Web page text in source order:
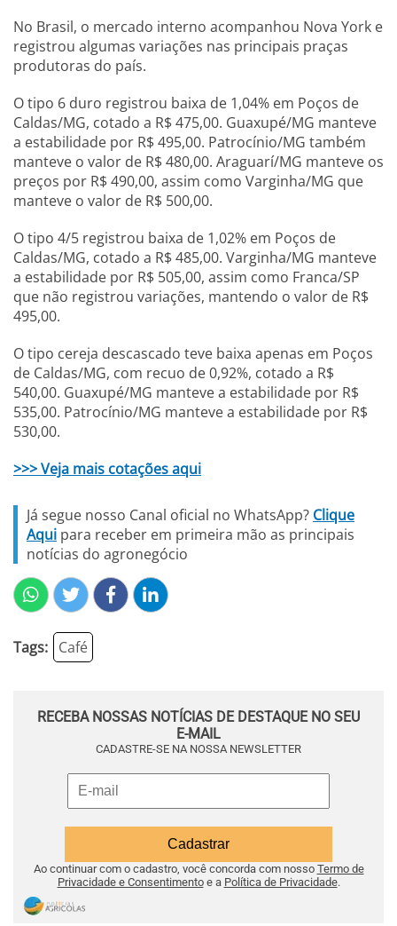
No Brasil, o mercado interno acompanhou Nova York e
registrou algumas variações nas principais praças
produtoras do país.
O tipo 6 duro registrou baixa de 1,04% em Poços de
Caldas/MG, cotado a R$ 475,00. Guaxupé/MG manteve
a estabilidade por R$ 495,00. Patrocínio/MG também
manteve o valor de R$ 480,00. Araguarí/MG manteve os
preços por R$ 490,00, assim como Varginha/MG que
manteve o valor de R$ 500,00.
O tipo 4/5 registrou baixa de 1,02% em Poços de
Caldas/MG, cotado a R$ 485,00. Varginha/MG manteve
a estabilidade por R$ 505,00, assim como Franca/SP
que não registrou variações, mantendo o valor de R$
495,00.
O tipo cereja descascado teve baixa apenas em Poços
de Caldas/MG, com recuo de 0,92%, cotado a R$
540,00. Guaxupé/MG manteve a estabilidade por R$
535,00. Patrocínio/MG manteve a estabilidade por R$
530,00.
>>> Veja mais cotações aqui
Já segue nosso Canal oficial no WhatsApp? Clique
Aqui para receber em primeira mão as principais
notícias do agronegócio
Tags: Café
RECEBA NOSSAS NOTÍCIAS DE DESTAQUE NO SEU
E-MAIL
CADASTRE-SE NA NOSSA NEWSLETTER
Ao continuar com o cadastro, você concorda com nosso Termo de
Privacidade e Consentimentoe a Política de Privacidade.